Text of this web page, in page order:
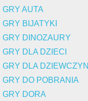
GRY AUTA
GRY BIJATYKI
GRY DINOZAURY
GRY DLA DZIECI
GRY DLA DZIEWCZYN
GRY DO POBRANIA
GRY DORA